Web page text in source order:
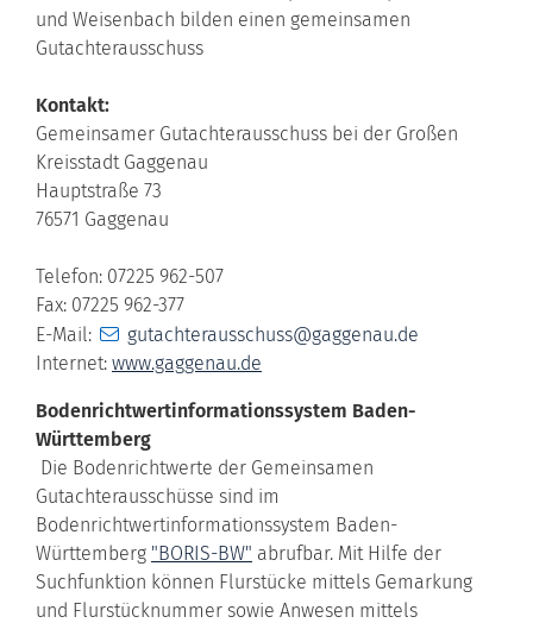
und Weisenbach bilden einen gemeinsamen
Gutachterausschuss
Kontakt:
Gemeinsamer Gutachterausschuss bei der Großen
Kreisstadt Gaggenau
Hauptstraße 73
76571 Gaggenau
Telefon: 07225 962-507
Fax: 07225 962-377
E-Mail:
gutachterausschuss@gaggenau.de
Internet: www.gaggenau.de
Bodenrichtwertinformationssystem Baden-
Württemberg
Die Bodenrichtwerte der Gemeinsamen
Gutachterausschüsse sind im
Bodenrichtwertinformationssystem Baden-
Württemberg "BORIS-BW" abrufbar. Mit Hilfe der
Suchfunktion können Flurstücke mittels Gemarkung
und Flurstücknummer sowie Anwesen mittels